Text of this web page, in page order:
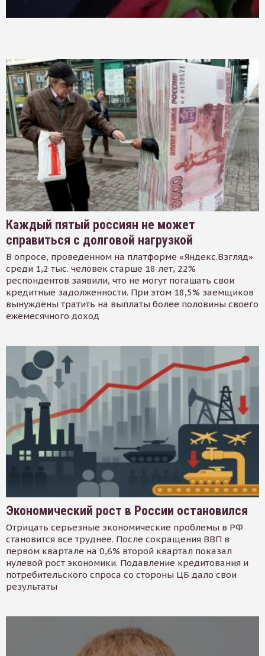
Каждый пятый россиян не может
справиться с долговой нагрузкой
В опросе, проведенном на платформе «Яндекс.Взгляд»
среди 1,2 тыс. человек старше 18 лет, 22%
респондентов заявили, что не могут погашать свои
кредитные задолженности. При этом 18,5% заемщиков
вынуждены тратить на выплаты более половины своего
ежемесячного доход
Экономический рост в России остановился
Отрицать серьезные экономические проблемы в РФ
становится все труднее. После сокращения ВВП в
первом квартале на 0,6% второй квартал показал
нулевой рост экономики. Подавление кредитования и
потребительского спроса со стороны ЦБ дало свои
результаты